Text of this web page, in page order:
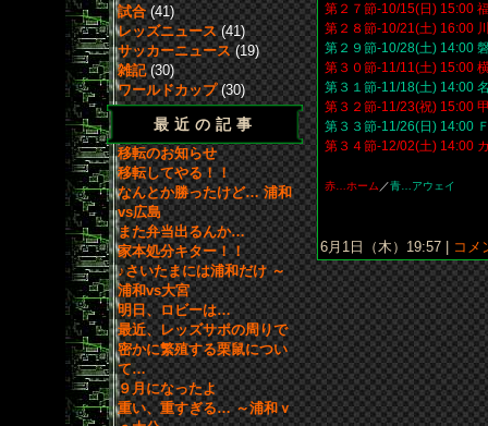
試合(41)
レッズニュース(41)
サッカーニュース(19)
雑記(30)
ワールドカップ(30)
最近の記事
移転のお知らせ
移転してやる！！
なんとか勝ったけど… 浦和
vs広島
また弁当出るんか…
家本処分キター！！
♪さいたまには浦和だけ ～
浦和vs大宮
明日、ロビーは…
最近、レッズサポの周りで
密かに繁殖する栗鼠につい
て…
９月になったよ
重い、重すぎる… ～浦和ｖ
第２７節-10/15(日) 15:00
第２８節-10/21(土) 16:00
第２９節-10/28(土) 14:00
第３０節-11/11(土) 15:00
第３１節-11/18(土) 14:00
第３２節-11/23(祝) 15:00
第３３節-11/26(日) 14:00
第３４節-12/02(土) 14:00
赤…ホーム ／青…アウェイ
6月1日（木）19:57 | コメ